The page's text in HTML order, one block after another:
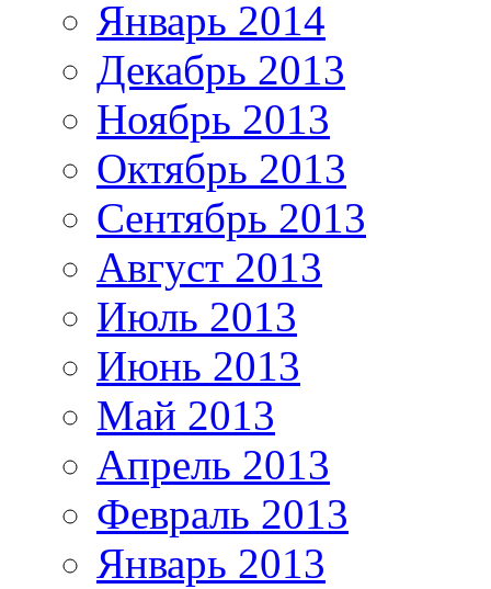
Январь 2014
Декабрь 2013
Ноябрь 2013
Октябрь 2013
Сентябрь 2013
Август 2013
Июль 2013
Июнь 2013
Май 2013
Апрель 2013
Февраль 2013
Январь 2013